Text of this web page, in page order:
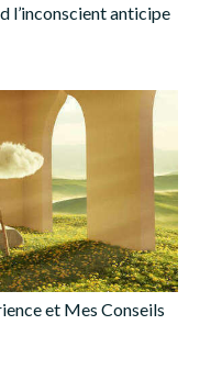
l’inconscient anticipe
et Mes Conseils